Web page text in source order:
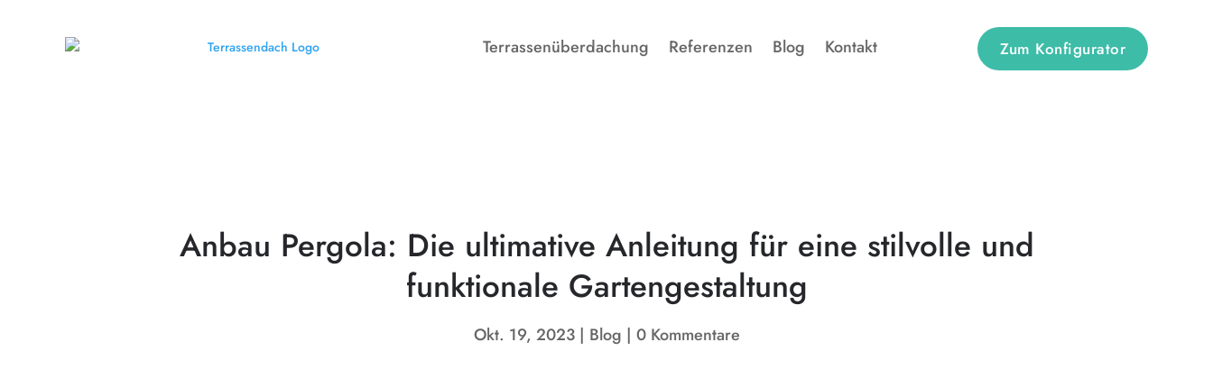
Terrassenüberdachung Referenzen Blog Kontakt Zum Konfigurator
Anbau Pergola: Die ultimative Anleitung für eine stilvolle und
funktionale Gartengestaltung
Okt. 19, 2023 Blog 0 Kommentare